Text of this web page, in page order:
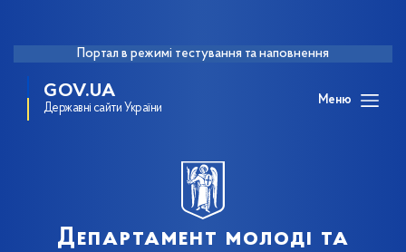
Портал в режимі тестування та наповнення
GOV.UA
Державні сайти України
Меню
Департамент молоді та